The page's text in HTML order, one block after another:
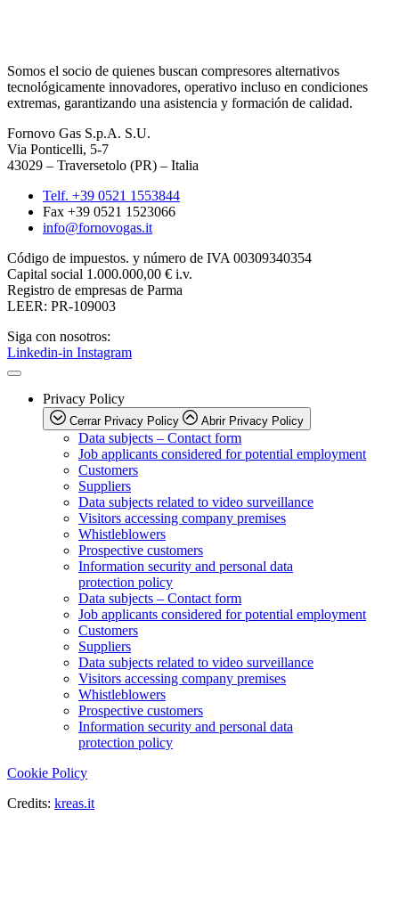
Somos el socio de quienes buscan compresores alternativos
tecnológicamente innovadores, operativo incluso en condiciones
extremas, garantizando una asistencia y formación de calidad.
Fornovo Gas S.p.A. S.U.
Via Ponticelli, 5-7
43029 – Traversetolo (PR) – Italia
Telf. +39 0521 1553844
Fax +39 0521 1523066
info@fornovogas.it
Código de impuestos. y número de IVA 00309340354
Capital social 1.000.000,00 € i.v.
Registro de empresas de Parma
LEER: PR-109003
Siga con nosotros:
Linkedin-in Instagram
Privacy Policy
Cerrar Privacy Policy Abrir Privacy Policy
Data subjects – Contact form
Job applicants considered for potential employment
Customers
Suppliers
Data subjects related to video surveillance
Visitors accessing company premises
Whistleblowers
Prospective customers
Information security and personal data
protection policy
Data subjects – Contact form
Job applicants considered for potential employment
Customers
Suppliers
Data subjects related to video surveillance
Visitors accessing company premises
Whistleblowers
Prospective customers
Information security and personal data
protection policy
Cookie Policy
Credits: kreas.it